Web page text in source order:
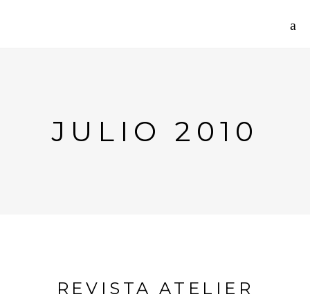
JULIO 2010
REVISTA ATELIER